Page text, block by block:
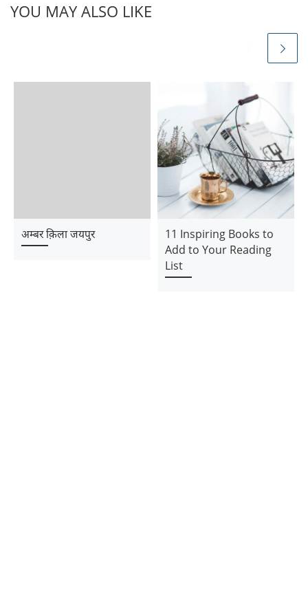
YOU MAY ALSO LIKE
अम्बर क़िला जयपुर
11 Inspiring Books to
Add to Your Reading
List